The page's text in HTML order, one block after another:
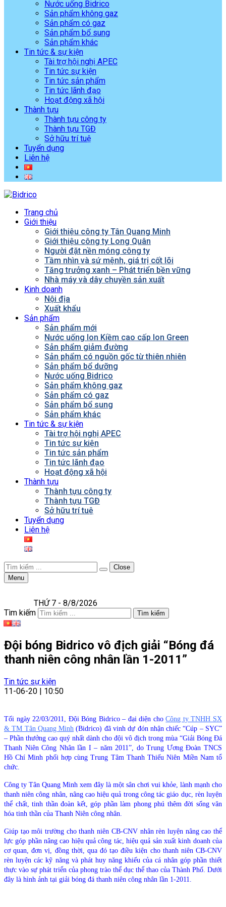
Nước uống Bidrico
Sản phẩm không gaz
Sản phẩm có gaz
Sản phẩm bổ sung
Sản phẩm khác
Tin tức & sự kiện
Tài trợ hội nghị APEC
Tin tức sự kiện
Tin tức sản phẩm
Tin tức lãnh đạo
Hoạt động xã hội
Thành tựu
Thành tựu công ty
Thành tựu TGĐ
Sở hữu trí tuệ
Tuyển dụng
Liên hệ
Trang chủ
Giới thiệu
Giới thiệu công ty Tân Quang Minh
Giới thiệu công ty Long Quân
Người đặt nền móng công ty
Tầm nhìn và sứ mệnh, giá trị cốt lõi
Tăng trưởng xanh – Phát triển bền vững
Nhà máy và dây chuyền sản xuất
Kinh doanh
Nội địa
Xuất khẩu
Sản phẩm
Sản phẩm mới
Nước uống Ion Kiềm cao cấp Ion Green
Sản phẩm giảm đường
Sản phẩm có nguồn gốc từ thiên nhiên
Sản phẩm bổ dưỡng
Nước uống Bidrico
Sản phẩm không gaz
Sản phẩm có gaz
Sản phẩm bổ sung
Sản phẩm khác
Tin tức & sự kiện
Tài trợ hội nghị APEC
Tin tức sự kiện
Tin tức sản phẩm
Tin tức lãnh đạo
Hoạt động xã hội
Thành tựu
Thành tựu công ty
Thành tựu TGĐ
Sở hữu trí tuệ
Tuyển dụng
Liên hệ
Close
Menu
THỨ 7 - 8/8/2026
Tìm kiếm
Tìm kiếm
Đội bóng Bidrico vô địch giải “Bóng đá
thanh niên công nhân lần 1-2011”
Tin tức sự kiện
11-06-20 | 10:50
Tối ngày 22/03/2011, Đội Bóng Bidrico – đại diện choCông ty TNHH SX
& TM Tân Quang Minh (Bidrico) đã vinh dự đón nhận chiếc “Cúp – SYC”
– Phần thưởng cao quý nhất dành cho đội vô địch trong mùa “Giải Bóng Đá
Thanh Niên Công Nhân lần I – năm 2011”, do Trung Ương Đoàn TNCS
Hồ Chí Minh phối hợp cùng Trung Tâm Thanh Thiếu Niên Miền Nam tổ
chức.
Công ty Tân Quang Minh xem đây là một sân chơi vui khỏe, lành mạnh cho
thanh niên công nhân, nâng cao hiệu quả trong công tác giáo dục, rèn luyện
thể chất, tinh thần đoàn kết, góp phần làm phong phú thêm đời sống văn
hóa tinh thần của Thanh Niên công nhân.
Giúp tạo môi trường cho thanh niên CB-CNV nhân rèn luyện nâng cao thể
lực góp phần nâng cao hiệu quả công tác, hiệu quả sản xuất kinh doanh của
cơ quan, đơn vị, đồng thời, qua đó tạo điều kiện cho thanh niên CB-CNV
rèn luyện các kỹ năng và phát huy năng khiếu của cá nhân góp phần thiết
thực vào sự phát triển của phong trào thể dục thể thao của Thành Phố. Dưới
đây là hình ảnh tại giải bóng đá thanh niên công nhân lần 1-2011.